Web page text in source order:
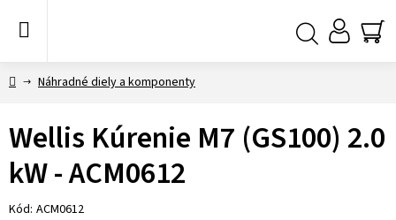
DomovNáhradné diely a komponenty
Wellis Kúrenie M7 (GS100) 2.0
kW - ACM0612
Kód: ACM0612